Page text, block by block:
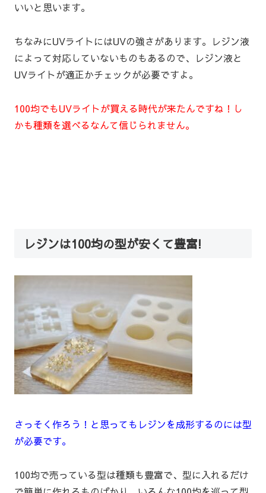
いいと思います。
ちなみにUVライトにはUVの強さがあります。レジン液
によって対応していないものもあるので、レジン液と
UVライトが適正かチェックが必要ですよ。
100均でもUVライトが買える時代が来たんですね！し
かも種類を選べるなんて信じられません。
レジンは100均の型が安くて豊富!
さっそく作ろう！と思ってもレジンを成形するのには型
が必要です。
100均で売っている型は種類も豊富で、型に入れるだけ